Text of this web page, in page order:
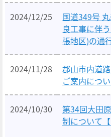
2024/12/25
国道349号
良工事に伴
張地区)の通
2024/11/28
郡山市内道
ご案内につ
2024/10/30
第34回大田
制について